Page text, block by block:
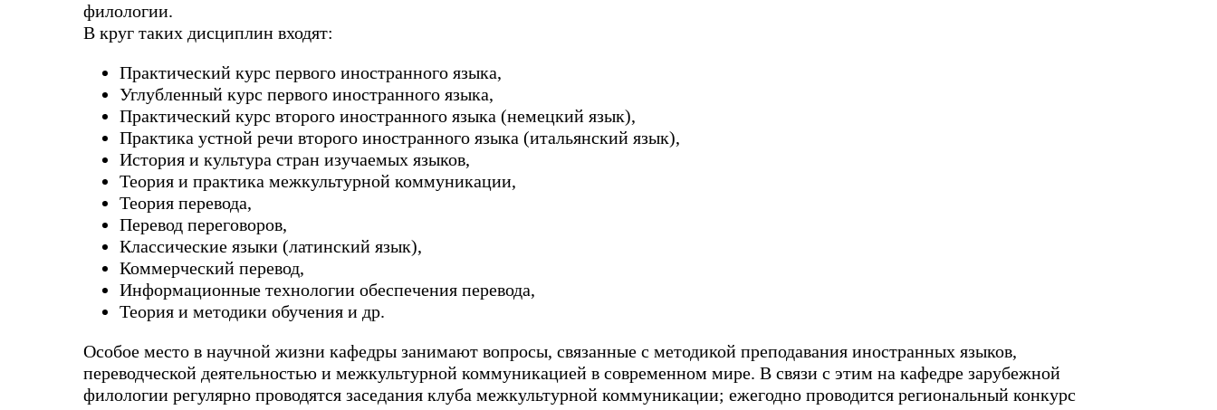
филологии.
В круг таких дисциплин входят:
Практический курс первого иностранного языка,
Углубленный курс первого иностранного языка,
Практический курс второго иностранного языка (немецкий язык),
Практика устной речи второго иностранного языка (итальянский язык),
История и культура стран изучаемых языков,
Теория и практика межкультурной коммуникации,
Теория перевода,
Перевод переговоров,
Классические языки (латинский язык),
Коммерческий перевод,
Информационные технологии обеспечения перевода,
Теория и методики обучения и др.
Особое место в научной жизни кафедры занимают вопросы, связанные с методикой преподавания иностранных языков,
переводческой деятельностью и межкультурной коммуникацией в современном мире. В связи с этим на кафедре зарубежной
филологии регулярно проводятся заседания клуба межкультурной коммуникации; ежегодно проводится региональный конкурс